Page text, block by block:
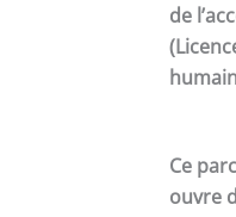
de
Ce
ouvre